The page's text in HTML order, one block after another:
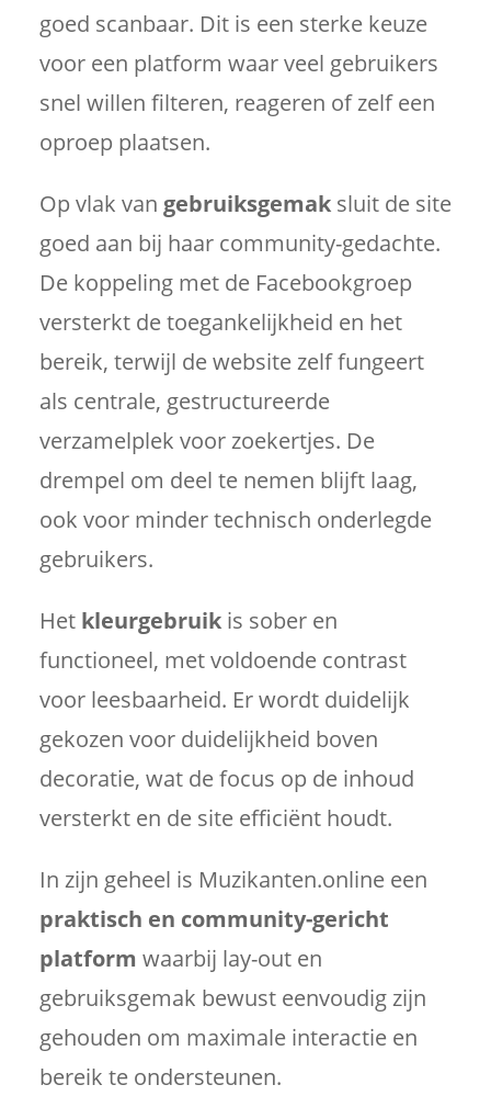
goed scanbaar. Dit is een sterke keuze
voor een platform waar veel gebruikers
snel willen filteren, reageren of zelf een
oproep plaatsen.
Op vlak van gebruiksgemaksluit de site
goed aan bij haar community-gedachte.
De koppeling met de Facebookgroep
versterkt de toegankelijkheid en het
bereik, terwijl de website zelf fungeert
als centrale, gestructureerde
verzamelplek voor zoekertjes. De
drempel om deel te nemen blijft laag,
ook voor minder technisch onderlegde
gebruikers.
Het kleurgebruikis sober en
functioneel, met voldoende contrast
voor leesbaarheid. Er wordt duidelijk
gekozen voor duidelijkheid boven
decoratie, wat de focus op de inhoud
versterkt en de site efficiënt houdt.
In zijn geheel is Muzikanten.online een
praktisch en community-gericht
platform waarbij lay-out en
gebruiksgemak bewust eenvoudig zijn
gehouden om maximale interactie en
bereik te ondersteunen.